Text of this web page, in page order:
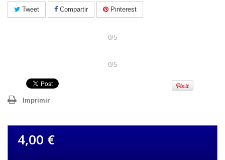
Tweet Compartir Pinterest
0/5
0/5
Imprimir
4,00 €